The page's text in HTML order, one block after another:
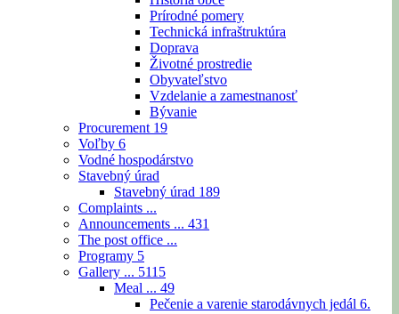
Prírodné pomery
Technická infraštruktúra
Doprava
Životné prostredie
Obyvateľstvo
Vzdelanie a zamestnanosť
Bývanie
Procurement 19
Voľby 6
Vodné hospodárstvo
Stavebný úrad
Stavebný úrad 189
Complaints ...
Announcements ... 431
The post office ...
Programy 5
Gallery ... 5115
Meal ... 49
Pečenie a varenie starodávnych jedál 6.